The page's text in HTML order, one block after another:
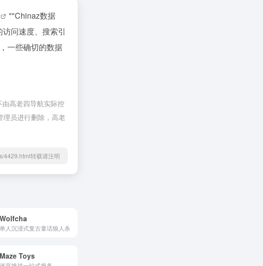
""Chinaz数据
问速度、搜索引
一些确切的数据
高老四导航实际控
员进行删除，高老
4429.html转载请注明
Wolfcha
单人沉浸式复古童话狼人杀
Maze Toys